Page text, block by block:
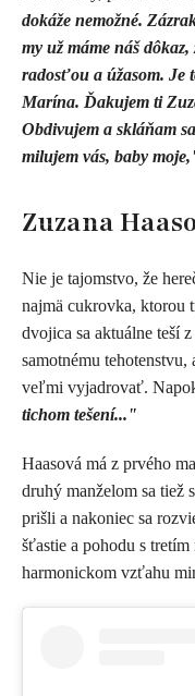
dokáže nemožné.
my už máme náš
radosťou a úžasom. Je
Marína. Ďakujem ti
Obdivujem a skláňam
milujem vás, baby
Zuzana
Nie je tajomstvo, že
najmä cukrovka, ktorou
dvojica sa aktuálne teší
samotnému tehotenstvu,
veľmi vyjadrovať.
tichom tešení..."
Haasová má z prvého
druhý manželom sa tiež
prišli a nakoniec sa
šťastie a pohodu s
harmonickom vzťahu